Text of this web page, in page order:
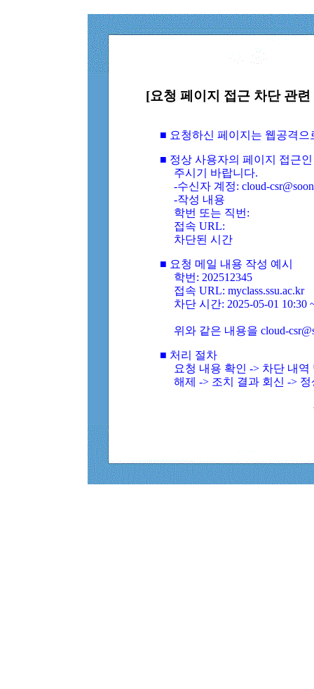
[요청 페이지 접근 차단 관
■ 요청하신 페이지는 웹공격
■ 정상 사용자의 페이지 접근
주시기 바랍니다.
-수신자 계정: cloud-
-작성 내용
학번 또는 직번:
접속 URL:
차단된 시간
■ 요청 메일 내용 작성 예시
학번: 202512345
접속 URL: myclass.ssu.ac.kr
차단 시간: 2025-05-01 10:30
위와 같은 내용을 cloud-
■ 처리 절차
요청 내용 확인 -> 차단 내
해제 -> 조치 결과 회신 ->